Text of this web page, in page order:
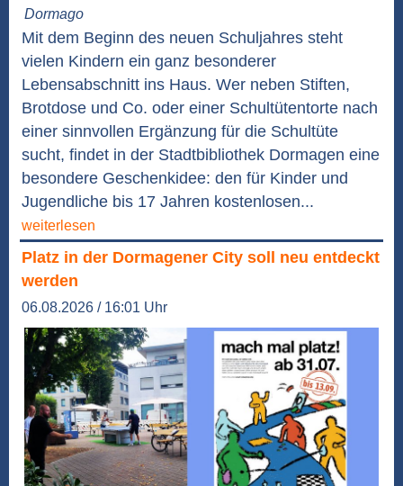
Dormago
Mit dem Beginn des neuen Schuljahres steht
vielen Kindern ein ganz besonderer
Lebensabschnitt ins Haus. Wer neben Stiften,
Brotdose und Co. oder einer Schultütentorte nach
einer sinnvollen Ergänzung für die Schultüte
sucht, findet in der Stadtbibliothek Dormagen eine
besondere Geschenkidee: den für Kinder und
Jugendliche bis 17 Jahren kostenlosen...
weiterlesen
Platz in der Dormagener City soll neu entdeckt
werden
06.08.2026 / 16:01 Uhr